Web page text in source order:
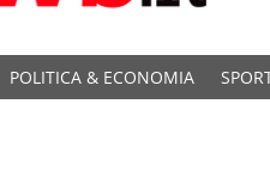
POLITICA & ECONOMIA